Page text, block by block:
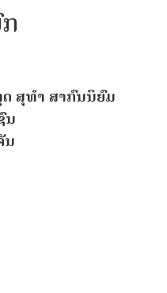
ສຸທຳ ສາກົນນິຍົມ
ນ
ນ